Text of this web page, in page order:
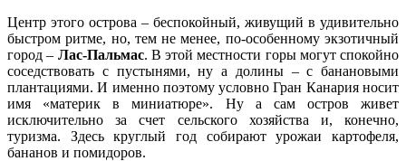
Центр этого острова – беспокойный, живущий в удивительно
быстром ритме, но, тем не менее, по-особенному экзотичный
город – Лас-Пальмас. В этой местности горы могут спокойно
соседствовать с пустынями, ну а долины – с банановыми
плантациями. И именно поэтому условно Гран Канария носит
имя «материк в миниатюре». Ну а сам остров живет
исключительно за счет сельского хозяйства и, конечно,
туризма. Здесь круглый год собирают урожаи картофеля,
бананов и помидоров.